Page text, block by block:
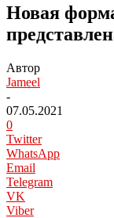
Новая
Автор
Jameel
-
07.05.2021
0
Twitter
WhatsApp
Email
Telegram
VK
Viber